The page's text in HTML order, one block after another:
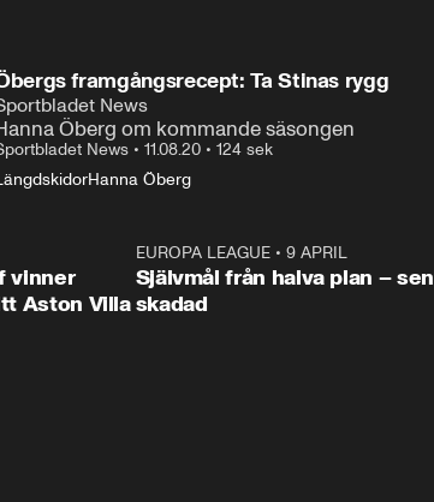
framgångsrecept: Ta Stinas rygg
News
Öberg om kommande säsongen
News • 11.08.20 • 124 sek
Hanna Öberg
vinner
Aston Villa
EUROPA LEAGUE• 9 APRIL
Självmål från halva plan – sen
skadad